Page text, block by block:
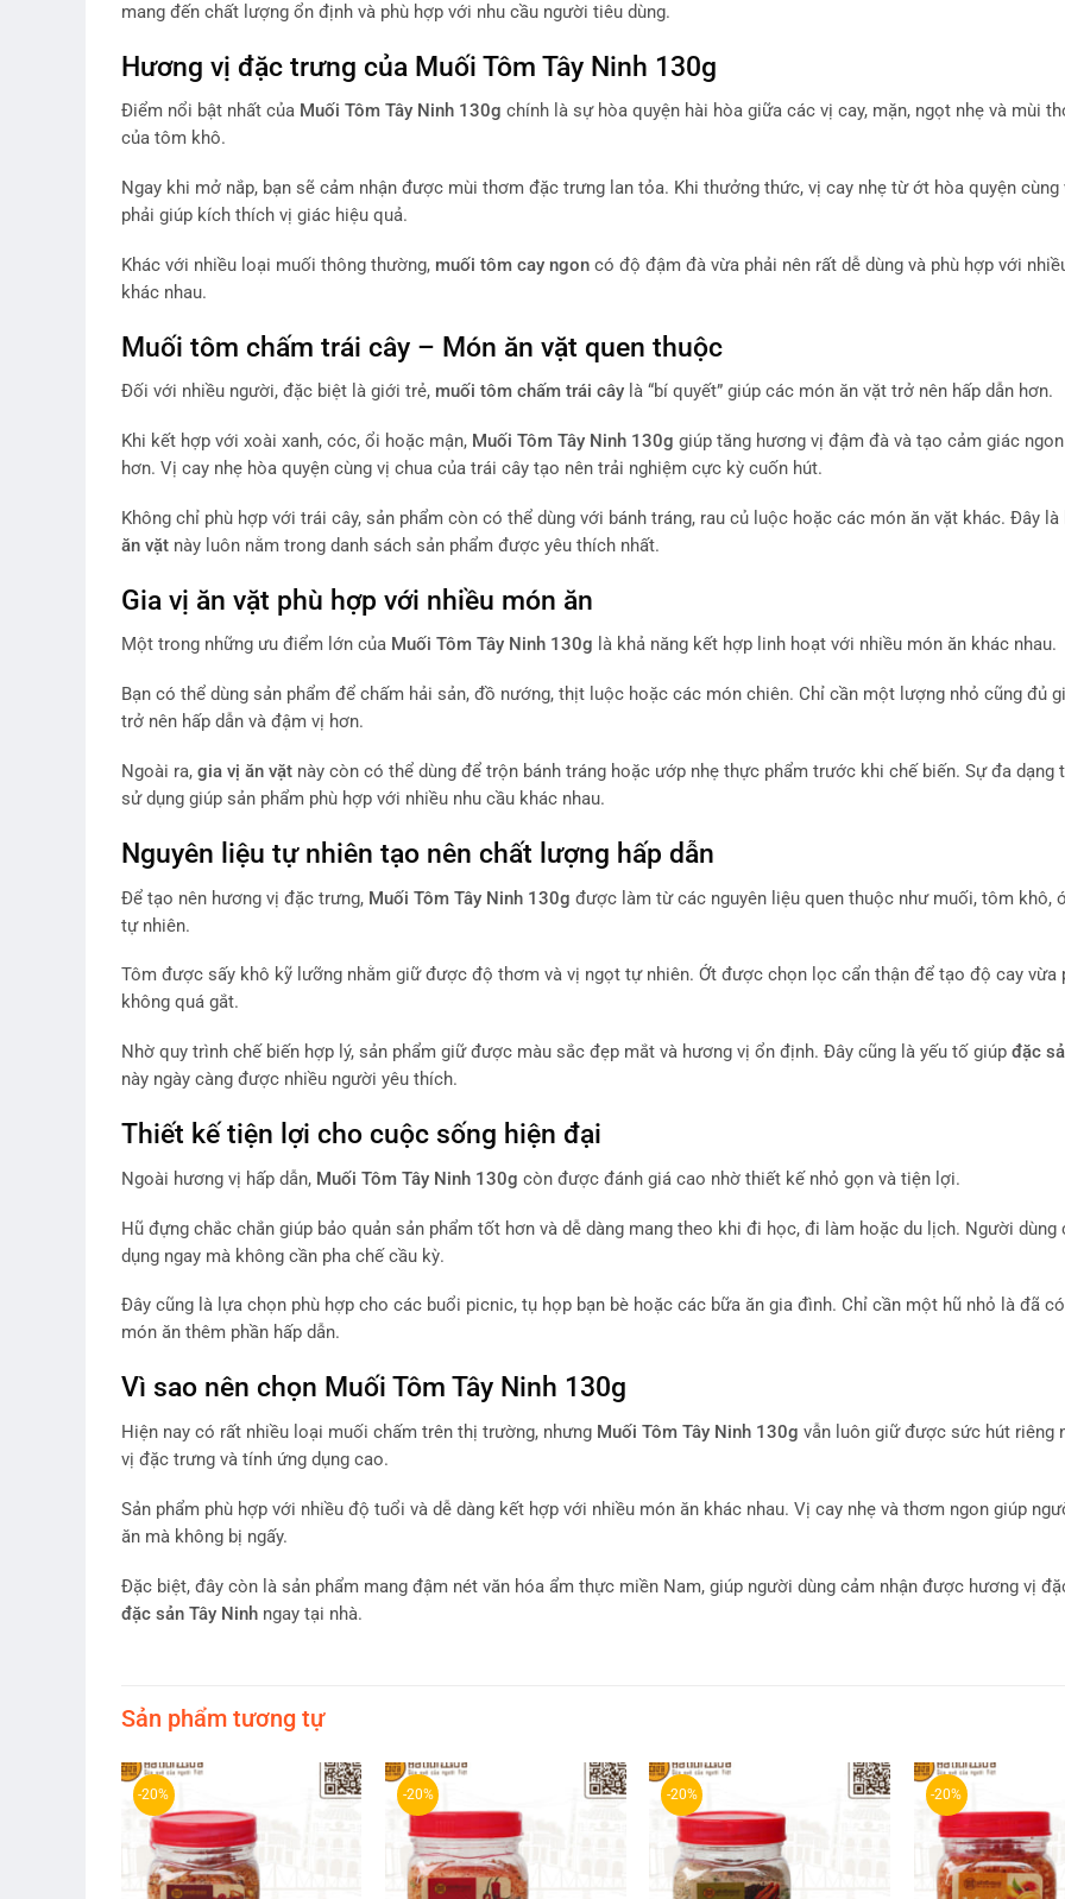
mang đến chất lượng ổn định và phù hợp với nhu cầu người tiêu dùng.
Hương vị đặc trưng của Muối Tôm Tây Ninh 130g
Điểm nổi bật nhất của Muối Tôm Tây Ninh 130g chính là sự hòa quyện hài hòa giữa các vị cay, mặn, ngọt nhẹ và mùi
của tôm khô.
Ngay khi mở nắp, bạn sẽ cảm nhận được mùi thơm đặc trưng lan tỏa. Khi thưởng thức, vị cay nhẹ từ ớt hòa quyện cùng
phải giúp kích thích vị giác hiệu quả.
Khác với nhiều loại muối thông thường, muối tôm cay ngon có độ đậm đà vừa phải nên rất dễ dùng và phù hợp với
khác nhau.
Muối tôm chấm trái cây – Món ăn vặt quen thuộc
Đối với nhiều người, đặc biệt là giới trẻ, muối tôm chấm trái cây là “bí quyết” giúp các món ăn vặt trở nên hấp dẫn hơn.
Khi kết hợp với xoài xanh, cóc, ổi hoặc mận, Muối Tôm Tây Ninh 130g giúp tăng hương vị đậm đà và tạo cảm giác
hơn. Vị cay nhẹ hòa quyện cùng vị chua của trái cây tạo nên trải nghiệm cực kỳ cuốn hút.
Không chỉ phù hợp với trái cây, sản phẩm còn có thể dùng với bánh tráng, rau củ luộc hoặc các món ăn vặt khác. Đây là
ăn vặt này luôn nằm trong danh sách sản phẩm được yêu thích nhất.
Gia vị ăn vặt phù hợp với nhiều món ăn
Một trong những ưu điểm lớn của Muối Tôm Tây Ninh 130g là khả năng kết hợp linh hoạt với nhiều món ăn khác nhau.
Bạn có thể dùng sản phẩm để chấm hải sản, đồ nướng, thịt luộc hoặc các món chiên. Chỉ cần một lượng nhỏ cũng đủ
trở nên hấp dẫn và đậm vị hơn.
Ngoài ra, gia vị ăn vặt này còn có thể dùng để trộn bánh tráng hoặc ướp nhẹ thực phẩm trước khi chế biến. Sự đa dạng
sử dụng giúp sản phẩm phù hợp với nhiều nhu cầu khác nhau.
Nguyên liệu tự nhiên tạo nên chất lượng hấp dẫn
Để tạo nên hương vị đặc trưng, Muối Tôm Tây Ninh 130g được làm từ các nguyên liệu quen thuộc như muối, tôm khô,
tự nhiên.
Tôm được sấy khô kỹ lưỡng nhằm giữ được độ thơm và vị ngọt tự nhiên. Ớt được chọn lọc cẩn thận để tạo độ cay vừa
không quá gắt.
Nhờ quy trình chế biến hợp lý, sản phẩm giữ được màu sắc đẹp mắt và hương vị ổn định. Đây cũng là yếu tố giúp đặc
này ngày càng được nhiều người yêu thích.
Thiết kế tiện lợi cho cuộc sống hiện đại
Ngoài hương vị hấp dẫn, Muối Tôm Tây Ninh 130g còn được đánh giá cao nhờ thiết kế nhỏ gọn và tiện lợi.
Hũ đựng chắc chắn giúp bảo quản sản phẩm tốt hơn và dễ dàng mang theo khi đi học, đi làm hoặc du lịch. Người dùng
dụng ngay mà không cần pha chế cầu kỳ.
Đây cũng là lựa chọn phù hợp cho các buổi picnic, tụ họp bạn bè hoặc các bữa ăn gia đình. Chỉ cần một hũ nhỏ là đã
món ăn thêm phần hấp dẫn.
Vì sao nên chọn Muối Tôm Tây Ninh 130g
Hiện nay có rất nhiều loại muối chấm trên thị trường, nhưng Muối Tôm Tây Ninh 130g vẫn luôn giữ được sức hút riêng
vị đặc trưng và tính ứng dụng cao.
Sản phẩm phù hợp với nhiều độ tuổi và dễ dàng kết hợp với nhiều món ăn khác nhau. Vị cay nhẹ và thơm ngon giúp
ăn mà không bị ngấy.
Đặc biệt, đây còn là sản phẩm mang đậm nét văn hóa ẩm thực miền Nam, giúp người dùng cảm nhận được hương vị
đặc sản Tây Ninh ngay tại nhà.
Sản phẩm tương tự
-20% -20% -20% -20%